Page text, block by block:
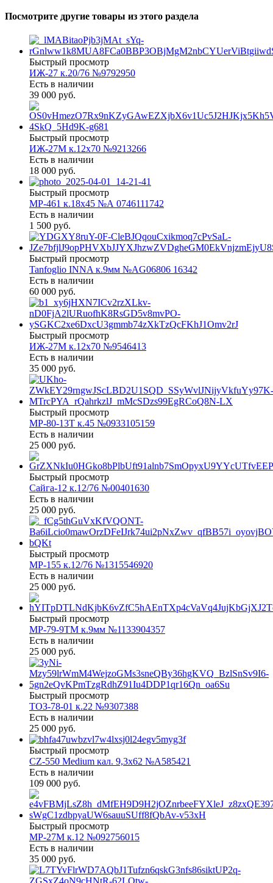
Посмотрите другие товары из этого раздела
Быстрый просмотр
ИЖ-27 к.20/76 №9792950
Есть в наличии
39 000 руб.
Быстрый просмотр
ИЖ-27М к.12х70 №9213266
Есть в наличии
18 000 руб.
Быстрый просмотр
МР-461 к.18х45 №А 0746111742
Есть в наличии
1 500 руб.
Быстрый просмотр
Tanfoglio INNA к.9мм №AG06806 16342
Есть в наличии
60 000 руб.
Быстрый просмотр
ИЖ-27М к.12х70 №9546413
Есть в наличии
35 000 руб.
Быстрый просмотр
МР-80-13Т к.45 №0933105159
Есть в наличии
25 000 руб.
Быстрый просмотр
Сайга-12 к.12/76 №00401630
Есть в наличии
25 000 руб.
Быстрый просмотр
МР-155 к.12/76 №1315546920
Есть в наличии
25 000 руб.
Быстрый просмотр
МР-79-9ТМ к.9мм №1133904357
Есть в наличии
25 000 руб.
Быстрый просмотр
ТОЗ-78-01 к.22 №9307388
Есть в наличии
25 000 руб.
Быстрый просмотр
CZ-550 Medium кал. 9,3х62 №A585421
Есть в наличии
109 000 руб.
Быстрый просмотр
МР-27М к.12 №092756015
Есть в наличии
35 000 руб.